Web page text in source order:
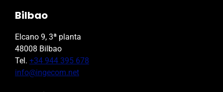
Bilbao
Elcano 9, 3ª planta
48008 Bilbao
Tel. +34 944 395 678
info@ingecom.net